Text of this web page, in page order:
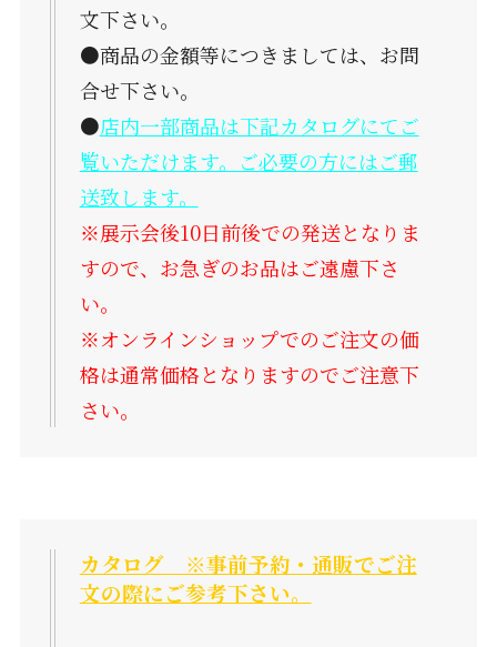
文下さい。
●商品の金額等につきましては、お問
合せ下さい。
●店内一部商品は下記カタログにてご
覧いただけます。ご必要の方にはご郵
送致します。
※展示会後10日前後での発送となりま
すので、お急ぎのお品はご遠慮下さ
い。
※オンラインショップでのご注文の価
格は通常価格となりますのでご注意下
さい。
カタログ ※事前予約・通販でご注
文の際にご参考下さい。